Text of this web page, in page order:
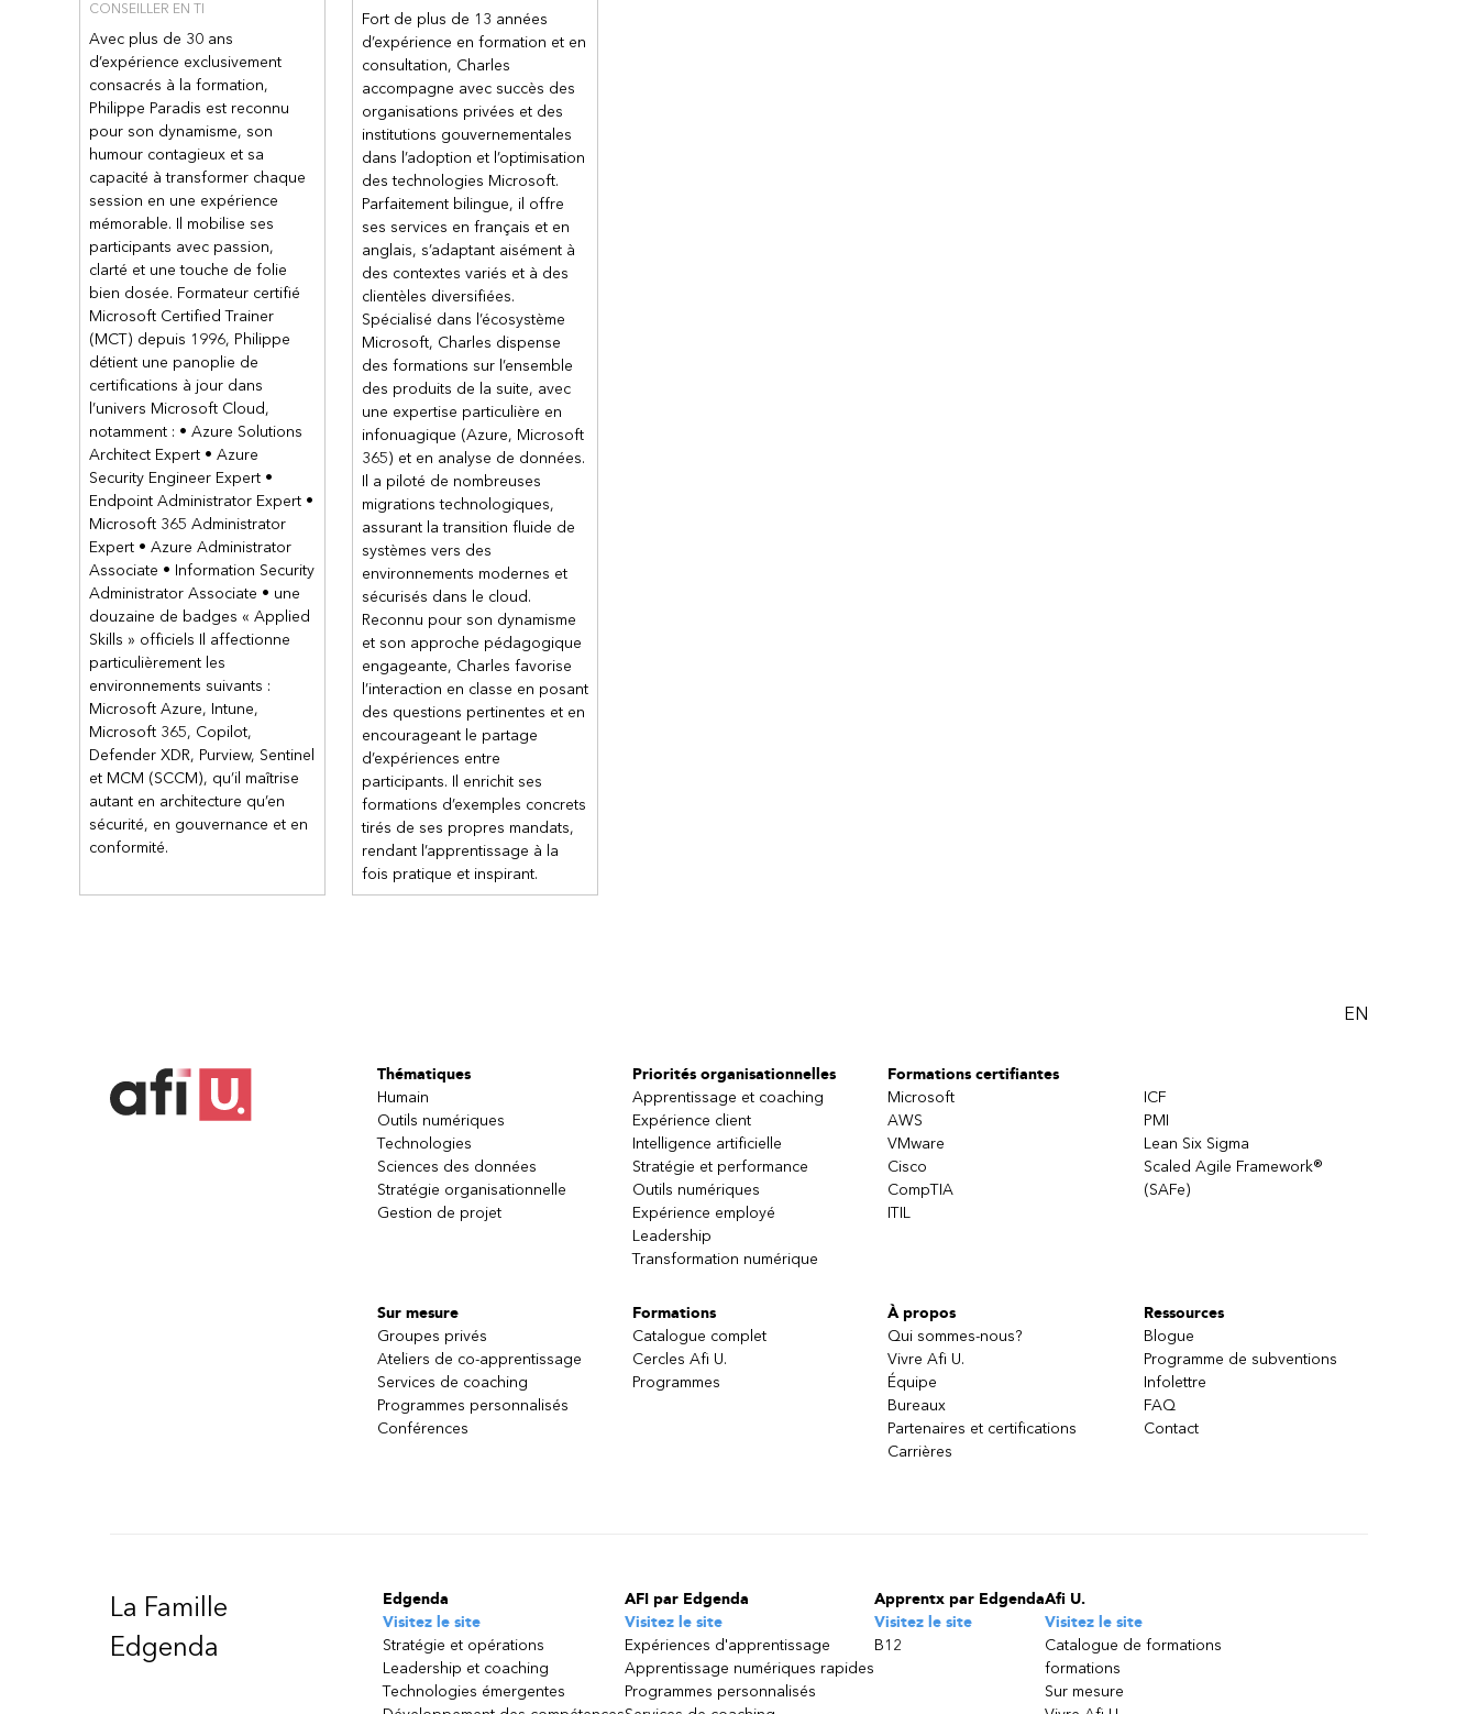
Implémenter et gérer les identités externes
Implémenter et gérer les identités hybrides
Parcours d’apprentissage 3 : Implémenter une solution de gestion de l’authentification et des accès
Sécuriser les utilisateurs Microsoft Entra avec une authentification multifactorielle
Gérer l’authentification des utilisateurs
Planifier, implémenter et administrer l’accès conditionnel
Gérer la protection des identités Microsoft Entra
Implémenter la gestion des accès pour les ressources Azure
Parcours d’apprentissage 4 : Implémenter la gestion des accès pour les applications
Planifier et concevoir l’intégration des applications d’entreprise pour SSO (connexion unique)
Implémenter et surveiller l’intégration des applications d’entreprise pour SSO
Implémenter l’enregistrement des applications
Parcours d’apprentissage 5 : Planifier et implémenter une stratégie de gouvernance des identités
Planifier et implémenter la gestion des droits
Planifier, implémenter et gérer les revues d’accès
Planifier et implémenter l’accès privilégié
Surveiller et maintenir Microsoft Entra ID
CONSEILLER EN TI
Avec plus de 30 ans
d’expérience exclusivement
consacrés à la formation,
Philippe Paradis est reconnu
pour son dynamisme, son
humour contagieux et sa
capacité à transformer chaque
session en une expérience
mémorable. Il mobilise ses
participants avec passion,
clarté et une touche de folie
bien dosée. Formateur certifié
Microsoft Certified Trainer
(MCT) depuis 1996, Philippe
détient une panoplie de
certifications à jour dans
l’univers Microsoft Cloud,
notamment : • Azure Solutions
Architect Expert • Azure
Security Engineer Expert •
Endpoint Administrator Expert •
Microsoft 365 Administrator
Expert • Azure Administrator
Associate • Information Security
Administrator Associate • une
douzaine de badges « Applied
Skills » officiels Il affectionne
particulièrement les
environnements suivants :
Microsoft Azure, Intune,
Microsoft 365, Copilot,
Defender XDR, Purview, Sentinel
et MCM (SCCM), qu’il maîtrise
autant en architecture qu’en
sécurité, en gouvernance et en
conformité.
Fort de plus de 13 années
d’expérience en formation et en
consultation, Charles
accompagne avec succès des
organisations privées et des
institutions gouvernementales
dans l’adoption et l’optimisation
des technologies Microsoft.
Parfaitement bilingue, il offre
ses services en français et en
anglais, s’adaptant aisément à
des contextes variés et à des
clientèles diversifiées.
Spécialisé dans l’écosystème
Microsoft, Charles dispense
des formations sur l’ensemble
des produits de la suite, avec
une expertise particulière en
infonuagique (Azure, Microsoft
365) et en analyse de données.
Il a piloté de nombreuses
migrations technologiques,
assurant la transition fluide de
systèmes vers des
environnements modernes et
sécurisés dans le cloud.
Reconnu pour son dynamisme
et son approche pédagogique
engageante, Charles favorise
l’interaction en classe en posant
des questions pertinentes et en
encourageant le partage
d’expériences entre
participants. Il enrichit ses
formations d’exemples concrets
tirés de ses propres mandats,
rendant l’apprentissage à la
fois pratique et inspirant.
EN
Thématiques
Humain
Outils numériques
Technologies
Sciences des données
Stratégie organisationnelle
Gestion de projet
Priorités organisationnelles
Apprentissage et coaching
Expérience client
Intelligence artificielle
Stratégie et performance
Outils numériques
Expérience employé
Leadership
Transformation numérique
Formations certifiantes
Microsoft
AWS
VMware
Cisco
CompTIA
ITIL
ICF
PMI
Lean Six Sigma
Scaled Agile Framework®
(SAFe)
Sur mesure
Groupes privés
Ateliers de co-apprentissage
Services de coaching
Programmes personnalisés
Conférences
Formations
Catalogue complet
Cercles Afi U.
Programmes
À propos
Qui sommes-nous?
Vivre Afi U.
Équipe
Bureaux
Partenaires et certifications
Carrières
Ressources
Blogue
Programme de subventions
Infolettre
FAQ
Contact
La Famille
Edgenda
Edgenda
Visitez le site
Stratégie et opérations
Leadership et coaching
Technologies émergentes
AFI par Edgenda
Visitez le site
Expériences d'apprentissage
Apprentissage numériques rapides
Programmes personnalisés
Apprentx par Edgenda
Visitez le site
B12
Afi U.
Visitez le site
Catalogue de formations
formations
Sur mesure